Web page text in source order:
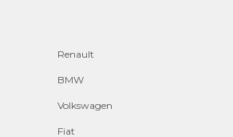
Renault
BMW
Volkswagen
Fiat